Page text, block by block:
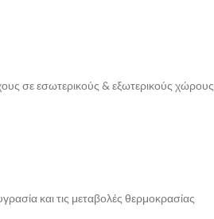
σε εσωτερικούς & εξωτερικούς χώρους
και τις μεταβολές θερμοκρασίας